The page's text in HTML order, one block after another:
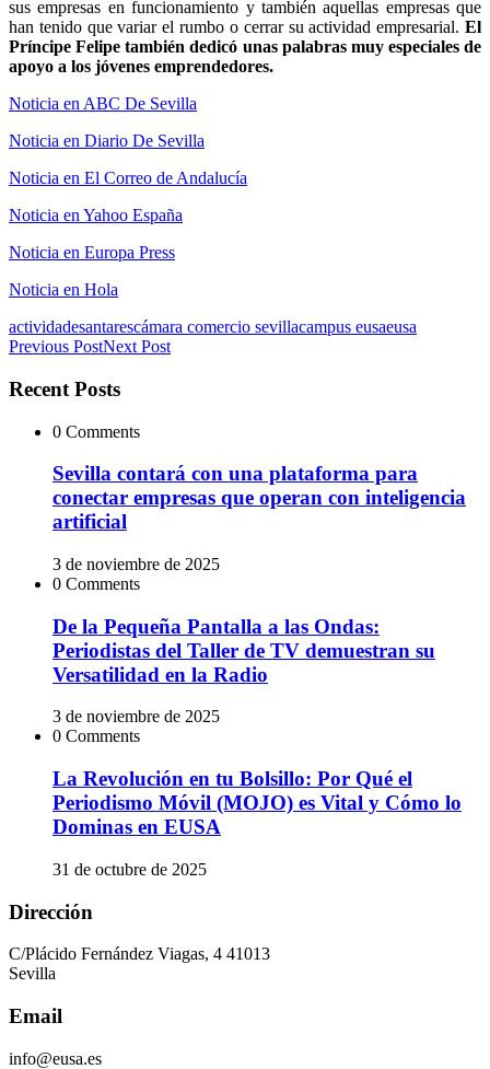
sus empresas en funcionamiento y también aquellas empresas que
han tenido que variar el rumbo o cerrar su actividad empresarial. El
Príncipe Felipe también dedicó unas palabras muy especiales de
apoyo a los jóvenes emprendedores.
Noticia en ABC De Sevilla
Noticia en Diario De Sevilla
Noticia en El Correo de Andalucía
Noticia en Yahoo España
Noticia en Europa Press
Noticia en Hola
actividadesantarescámara comercio sevillacampus eusaeusa
Previous PostNext Post
Recent Posts
0 Comments
Sevilla contará con una plataforma para
conectar empresas que operan con inteligencia
artificial
3 de noviembre de 2025
0 Comments
De la Pequeña Pantalla a las Ondas:
Periodistas del Taller de TV demuestran su
Versatilidad en la Radio
3 de noviembre de 2025
0 Comments
La Revolución en tu Bolsillo: Por Qué el
Periodismo Móvil (MOJO) es Vital y Cómo lo
Dominas en EUSA
31 de octubre de 2025
Dirección
C/Plácido Fernández Viagas, 4 41013
Sevilla
Email
info@eusa.es